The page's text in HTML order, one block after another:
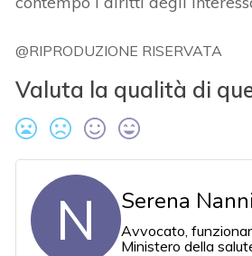
@RIPRODUZIONE RISERVATA
Valuta la qualità di
N Serena Nanni
Avvocato,
Ministero della